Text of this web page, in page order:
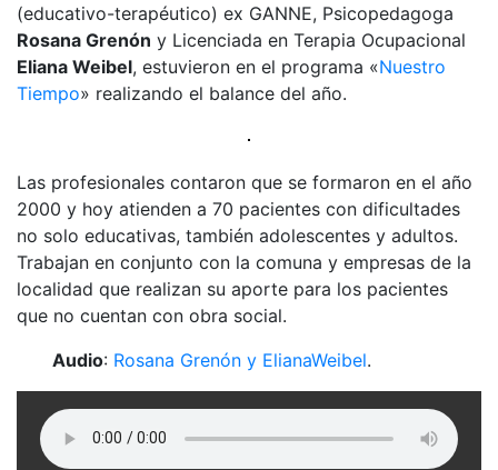
(educativo-terapéutico) ex GANNE, Psicopedagoga
Rosana Grenón y Licenciada en Terapia Ocupacional
Eliana Weibel, estuvieron en el programa «Nuestro
Tiempo» realizando el balance del año.
Las profesionales contaron que se formaron en el año
2000 y hoy atienden a 70 pacientes con dificultades
no solo educativas, también adolescentes y adultos.
Trabajan en conjunto con la comuna y empresas de la
localidad que realizan su aporte para los pacientes
que no cuentan con obra social.
Audio: Rosana Grenón y ElianaWeibel.